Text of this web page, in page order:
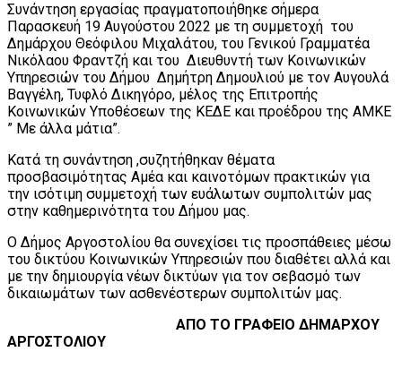
Συνάντηση εργασίας πραγματοποιήθηκε σήμερα
Παρασκευή 19 Aυγούστου 2022 με τη συμμετοχή του
Δημάρχου Θεόφιλου Μιχαλάτου, του Γενικού Γραμματέα
Νικόλαου Φραντζή και του Διευθυντή των Κοινωνικών
Υπηρεσιών του Δήμου Δημήτρη Δημουλιού με τον Αυγουλά
Βαγγέλη, Τυφλό Δικηγόρο, μέλος της Επιτροπής
Κοινωνικών Υποθέσεων της ΚΕΔΕ και προέδρου της ΑΜΚΕ
” Με άλλα μάτια”.
Κατά τη συνάντηση ,συζητήθηκαν θέματα
προσβασιμότητας Αμέα και καινοτόμων πρακτικών για
την ισότιμη συμμετοχή των ευάλωτων συμπολιτών μας
στην καθημερινότητα του Δήμου μας.
Ο Δήμος Αργοστολίου θα συνεχίσει τις προσπάθειες μέσω
του δικτύου Κοινωνικών Yπηρεσιών που διαθέτει αλλά και
με την δημιουργία νέων δικτύων για τον σεβασμό των
δικαιωμάτων των ασθενέστερων συμπολιτών μας.
ΑΠΟ ΤΟ ΓΡΑΦΕΙΟ ΔΗΜΑΡΧΟΥ
ΑΡΓΟΣΤΟΛΙΟΥ